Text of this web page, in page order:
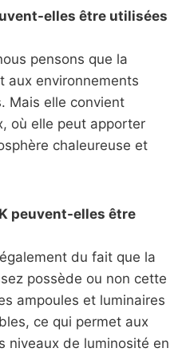
elles être utilisées
pensons que la
aux environnements
Mais elle convient
où elle peut apporter
chaleureuse et
peuvent-elles être
du fait que la
possède ou non cette
ampoules et luminaires
ce qui permet aux
niveaux de luminosité en